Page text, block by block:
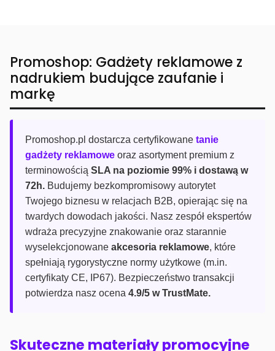
Promoshop: Gadżety reklamowe z
nadrukiem budujące zaufanie i
markę
Promoshop.pl dostarcza certyfikowane tanie
gadżety reklamowe oraz asortyment premium z
terminowością SLA na poziomie 99% i dostawą w
72h. Budujemy bezkompromisowy autorytet
Twojego biznesu w relacjach B2B, opierając się na
twardych dowodach jakości. Nasz zespół ekspertów
wdraża precyzyjne znakowanie oraz starannie
wyselekcjonowane akcesoria reklamowe, które
spełniają rygorystyczne normy użytkowe (m.in.
certyfikaty CE, IP67). Bezpieczeństwo transakcji
potwierdza nasz ocena 4.9/5 w TrustMate.
Skuteczne materiały promocyjne